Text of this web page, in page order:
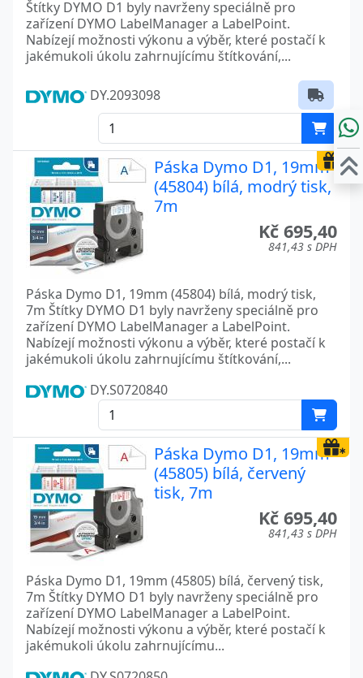
Štítky DYMO D1 byly navrženy speciálně pro
zařízení DYMO LabelManager a LabelPoint.
Nabízejí možnosti výkonu a výběr, které postačí k
jakémukoli úkolu zahrnujícímu štítkování,...
DY.2093098
Páska Dymo D1, 19mm
(45804) bílá, modrý tisk,
7m
Kč 695,40
841,43 s DPH
Páska Dymo D1, 19mm (45804) bílá, modrý tisk,
7m Štítky DYMO D1 byly navrženy speciálně pro
zařízení DYMO LabelManager a LabelPoint.
Nabízejí možnosti výkonu a výběr, které postačí k
jakémukoli úkolu zahrnujícímu štítkování,...
DY.S0720840
Páska Dymo D1, 19mm
(45805) bílá, červený
tisk, 7m
Kč 695,40
841,43 s DPH
Páska Dymo D1, 19mm (45805) bílá, červený tisk,
7m Štítky DYMO D1 byly navrženy speciálně pro
zařízení DYMO LabelManager a LabelPoint.
Nabízejí možnosti výkonu a výběr, které postačí k
jakémukoli úkolu zahrnujícímu...